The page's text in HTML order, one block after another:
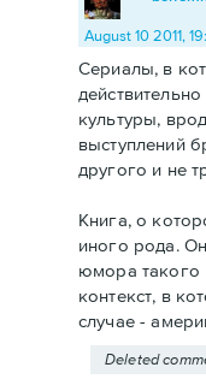
August 10 2011,
Сериалы, в
культуры,
выступлений
другого и не
Книга, о
иного рода.
юмора такого
контекст, в
случае -
Deleted